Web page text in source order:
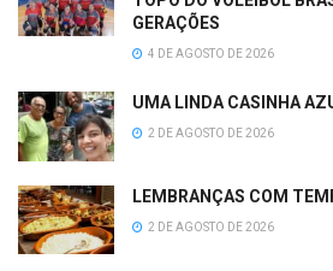
GERAÇÕES
4 DE AGOSTO DE 2026
UMA LINDA CASINHA
2 DE AGOSTO DE 2026
LEMBRANÇAS COM
2 DE AGOSTO DE 2026